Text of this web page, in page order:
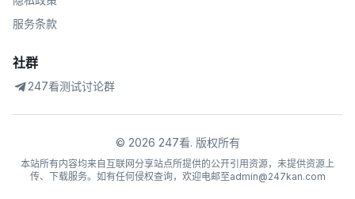
服务条款
社群
247看测试讨论群
© 2026 247看. 版权所有
本站所有内容均来自互联网分享站点所提供的公开引用资源，未提供资源上
传、下载服务。如有任何侵权查询，欢迎电邮至admin@247kan.com